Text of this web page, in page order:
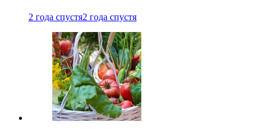
2 года спустя2 года спустя